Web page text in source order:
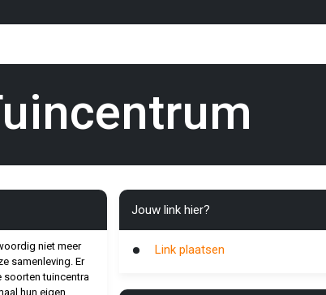
niet meer
samenleving. Er
soorten tuincentra
hun eigen
Jouw link hier?
Link plaatsen